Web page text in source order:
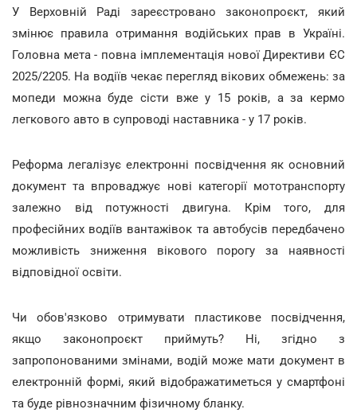
У Верховній Раді зареєстровано законопроєкт, який
змінює правила отримання водійських прав в Україні.
Головна мета - повна імплементація нової Директиви ЄС
2025/2205. На водіїв чекає перегляд вікових обмежень: за
мопеди можна буде сісти вже у 15 років, а за кермо
легкового авто в супроводі наставника - у 17 років.
Реформа легалізує електронні посвідчення як основний
документ та впроваджує нові категорії мототранспорту
залежно від потужності двигуна. Крім того, для
професійних водіїв вантажівок та автобусів передбачено
можливість зниження вікового порогу за наявності
відповідної освіти.
Чи обов'язково отримувати пластикове посвідчення,
якщо законопроєкт приймуть? Ні, згідно з
запропонованими змінами, водій може мати документ в
електронній формі, який відображатиметься у смартфоні
та буде рівнозначним фізичному бланку.